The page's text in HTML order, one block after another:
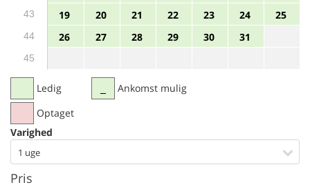
43 19 20 21 22 23 24 25
44 26 27 28 29 30 31
45
Ledig
Optaget
Ankomst mulig
Varighed
1 uge
Pris